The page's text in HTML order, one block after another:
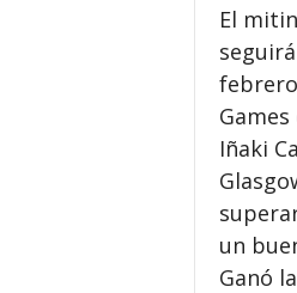
El
Iñaki
un
Ganó